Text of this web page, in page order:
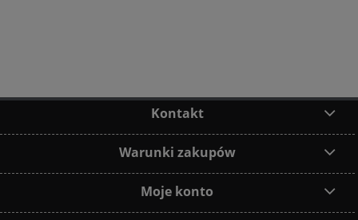
Kontakt
Warunki zakupów
Moje konto